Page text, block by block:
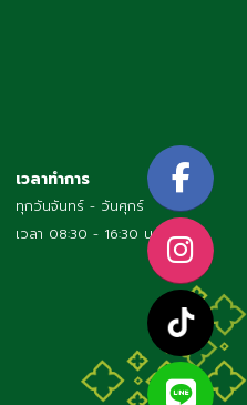
เวลาทำการ
ทุกวันจันทร์ - วันศุกร์
เวลา 08:30 - 16:30 น.